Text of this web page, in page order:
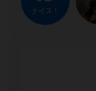
ナイス！